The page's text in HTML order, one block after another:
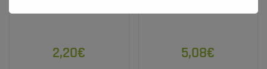
2,20€ 5,08€